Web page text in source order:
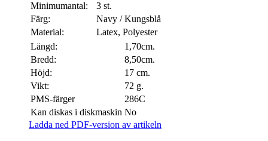
Minimumantal:
3 st.
Färg:
Navy / Kungsblå
Material:
Latex, Polyester
Längd:
1,70cm.
Bredd:
8,50cm.
Höjd:
17 cm.
Vikt:
72 g.
PMS-färger
286C
Kan diskas i diskmaskin No
Ladda ned PDF-version av artikeln